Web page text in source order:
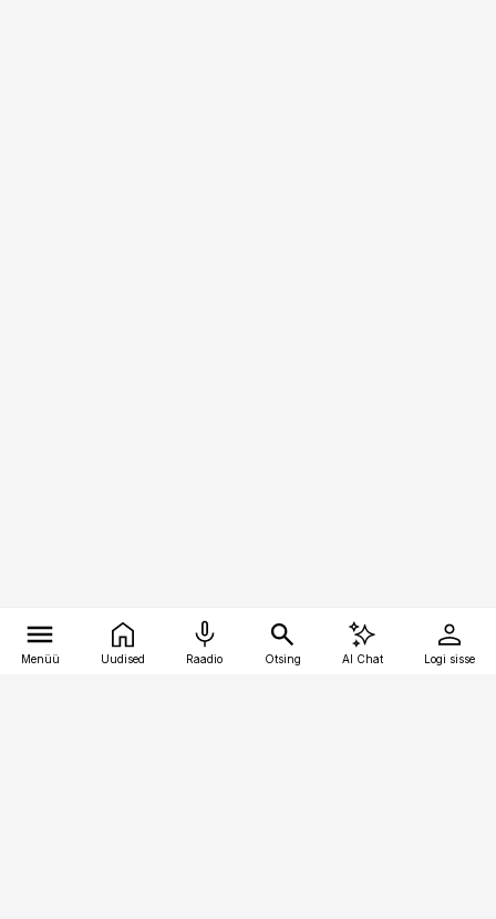
Menüü Uudised Raadio Otsing AI Chat Logi sisse